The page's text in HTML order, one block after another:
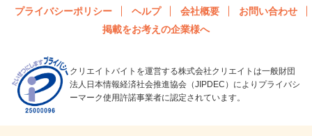
プライバシーポリシー
ヘルプ 会社概要
お問い合わせ
掲載をお考えの企業様へ
クリエイトバイトを運営する株式会社クリエイトは一般財団
法人日本情報経済社会推進協会（JIPDEC）によりプライバシ
ーマーク使用許諾事業者に認定されています。